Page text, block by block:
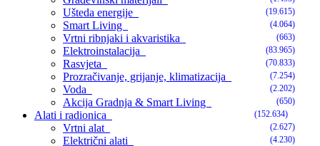
Ušteda energije (19.615)
Smart Living (4.064)
Vrtni ribnjaki i akvaristika (663)
Elektroinstalacija (83.965)
Rasvjeta (70.833)
Prozračivanje, grijanje, klimatizacija (7.254)
Voda (2.202)
Akcija Gradnja & Smart Living (650)
Alati i radionica (152.634)
Vrtni alat (2.627)
Električni alati (4.230)